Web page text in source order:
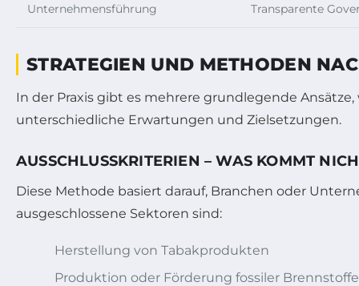
Unternehmensführung Transparente
STRATEGIEN UND METHODEN
In der Praxis gibt es mehrere grundlegende
unterschiedliche Erwartungen und Zielsetzungen.
AUSSCHLUSSKRITERIEN – WAS KOMMT
Diese Methode basiert darauf, Branchen oder
ausgeschlossene Sektoren sind:
Herstellung von Tabakprodukten
Produktion oder Förderung fossiler Brennstoffe